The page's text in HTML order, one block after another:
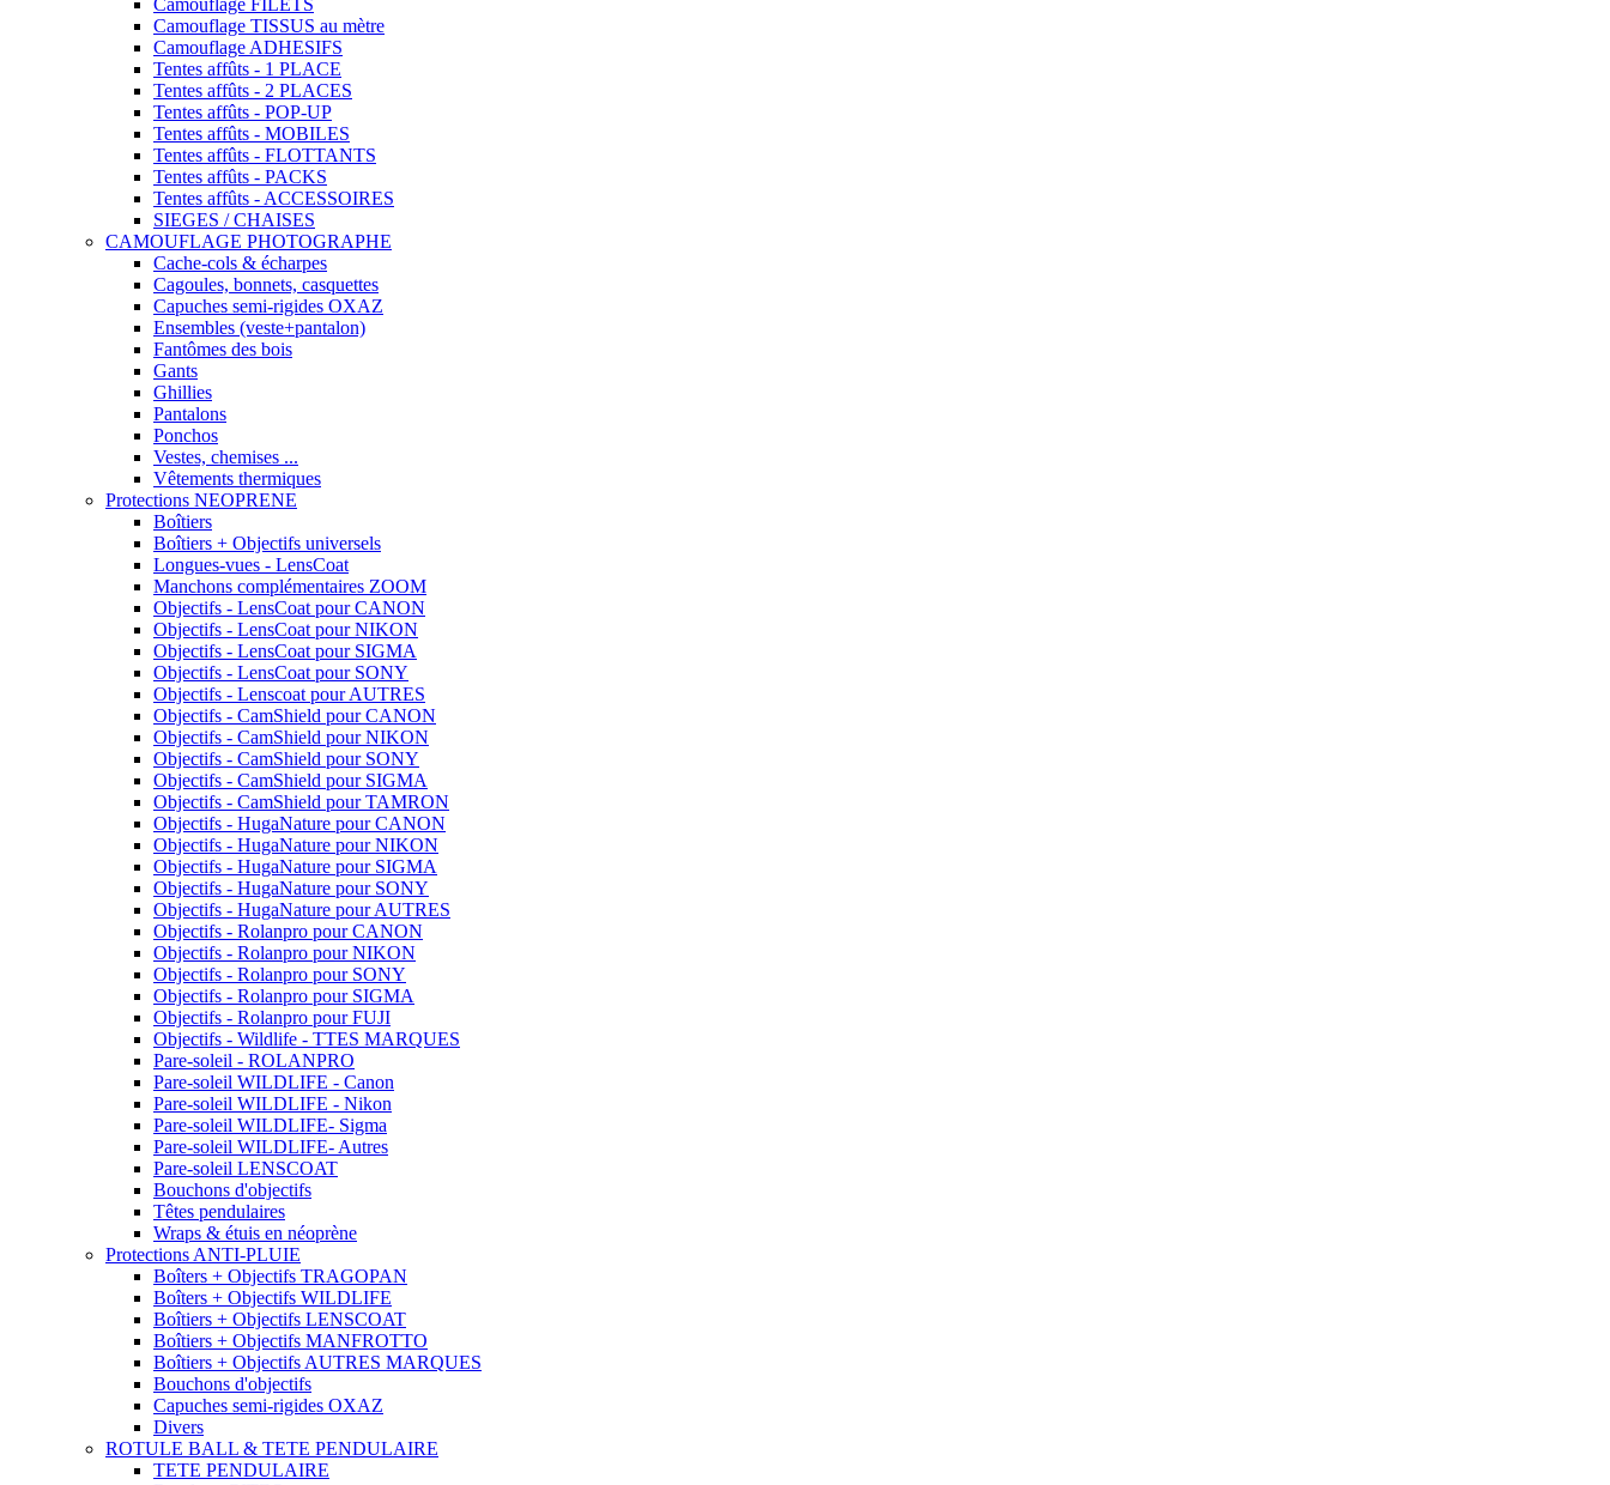
Camouflage FILETS
Camouflage TISSUS au mètre
Camouflage ADHESIFS
Tentes affûts - 1 PLACE
Tentes affûts - 2 PLACES
Tentes affûts - POP-UP
Tentes affûts - MOBILES
Tentes affûts - FLOTTANTS
Tentes affûts - PACKS
Tentes affûts - ACCESSOIRES
SIEGES / CHAISES
CAMOUFLAGE PHOTOGRAPHE
Cache-cols & écharpes
Cagoules, bonnets, casquettes
Capuches semi-rigides OXAZ
Ensembles (veste+pantalon)
Fantômes des bois
Gants
Ghillies
Pantalons
Ponchos
Vestes, chemises ...
Vêtements thermiques
Protections NEOPRENE
Boîtiers
Boîtiers + Objectifs universels
Longues-vues - LensCoat
Manchons complémentaires ZOOM
Objectifs - LensCoat pour CANON
Objectifs - LensCoat pour NIKON
Objectifs - LensCoat pour SIGMA
Objectifs - LensCoat pour SONY
Objectifs - Lenscoat pour AUTRES
Objectifs - CamShield pour CANON
Objectifs - CamShield pour NIKON
Objectifs - CamShield pour SONY
Objectifs - CamShield pour SIGMA
Objectifs - CamShield pour TAMRON
Objectifs - HugaNature pour CANON
Objectifs - HugaNature pour NIKON
Objectifs - HugaNature pour SIGMA
Objectifs - HugaNature pour SONY
Objectifs - HugaNature pour AUTRES
Objectifs - Rolanpro pour CANON
Objectifs - Rolanpro pour NIKON
Objectifs - Rolanpro pour SONY
Objectifs - Rolanpro pour SIGMA
Objectifs - Rolanpro pour FUJI
Objectifs - Wildlife - TTES MARQUES
Pare-soleil - ROLANPRO
Pare-soleil WILDLIFE - Canon
Pare-soleil WILDLIFE - Nikon
Pare-soleil WILDLIFE- Sigma
Pare-soleil WILDLIFE- Autres
Pare-soleil LENSCOAT
Bouchons d'objectifs
Têtes pendulaires
Wraps & étuis en néoprène
Protections ANTI-PLUIE
Boîters + Objectifs TRAGOPAN
Boîters + Objectifs WILDLIFE
Boîtiers + Objectifs LENSCOAT
Boîtiers + Objectifs MANFROTTO
Boîtiers + Objectifs AUTRES MARQUES
Bouchons d'objectifs
Capuches semi-rigides OXAZ
Divers
ROTULE BALL & TETE PENDULAIRE
TETE PENDULAIRE